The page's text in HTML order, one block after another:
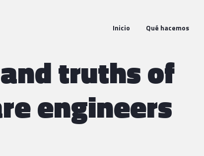
Inicio Qué hacemos
truths of
engineers